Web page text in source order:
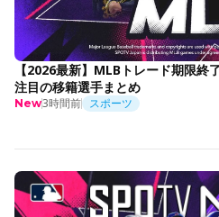
【2026最新】MLBトレード期限終
注目の移籍選手まとめ
New3時間前 スポーツ